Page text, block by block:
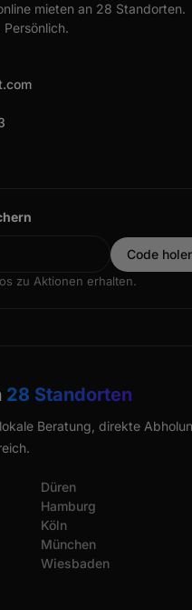
mieten an 28 Standorten.
zu Aktionen erhalten.
28 Standorten
Beratung, direkte
Düren
Hamburg
Köln
München
Wiesbaden